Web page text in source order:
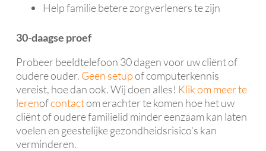
Help familie betere zorgverleners te zijn
30-daagse proef
Probeer beeldtelefoon 30 dagen voor uw cliënt of
oudere ouder. Geen setupof computerkennis
vereist, hoe dan ook. Wij doen alles! Klik om meer te
lerenofcontactom erachter te komen hoe het uw
cliënt of oudere familielid minder eenzaam kan laten
voelen en geestelijke gezondheidsrisico's kan
verminderen.